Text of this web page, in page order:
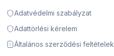
Adatvédelmi szabályzat
Adattörlési kérelem
Általános szerződési feltételek